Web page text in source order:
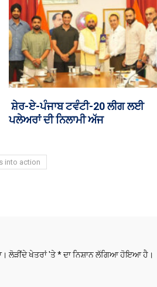
ਤੇਜ਼ ਰਫ਼ਤਾਰ ਕਾਰ ਨੇ ਚਾਰ ਕਾਂਵੜੀਆਂ ਨੂੰ
ਕੁਚਲਿਆ ,3 ਦੀ ਮੌਤ
into action